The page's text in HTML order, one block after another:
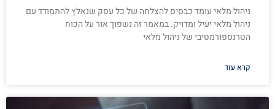
ניהול מלאי עומד כבסיס להצלחה של כל עסק שנאלץ להתמודד עם
ניהול מלאי יעיל ומדויק. במאמר זה נשפוך אור על הכוח
הטרנספורמטיבי של ניהול מלאי
קרא עוד